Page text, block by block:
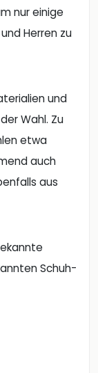
nur einige
Herren zu
und
Wahl. Zu
etwa
auch
aus
Schuh-